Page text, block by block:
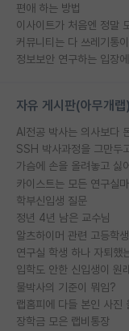
편애 하는 방법
이사이트가 처음엔 정말
커뮤니티는 다 쓰레기통이
자유 게시판(아무개
AI전공 박사는 의사보다
가슴에 손을 올려놓고 싫
카이스트는 모든 연구실
학부신입생 질문
정년 4년 남은 교수님
알츠하이머 관련 고등학
연구실 학생 하나 자퇴했
입학도 안한 신입생이 원
물박사의 기준이 뭐임?
랩홈피에 다들 본인 사진
장학금 모은 랩비통장